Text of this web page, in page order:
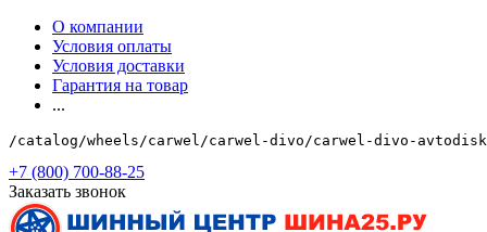
О компании
Условия оплаты
Условия доставки
Гарантия на товар
...
/catalog/wheels/carwel/carwel-divo/carwel-divo-
+7 (800) 700-88-25
Заказать звонок